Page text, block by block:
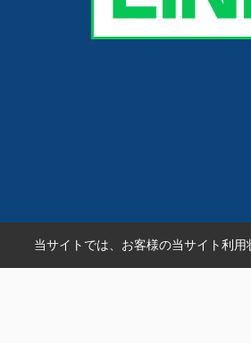
当サイトでは、お客様の当サイト利